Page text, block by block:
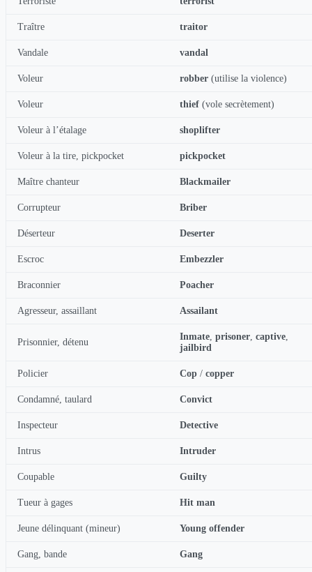
Traître traitor
Vandale vandal
Voleur robber (utilise la violence)
Voleur thief (vole secrètement)
Voleur à l’étalage shoplifter
Voleur à la tire, pickpocket pickpocket
Maître chanteur Blackmailer
Corrupteur Briber
Déserteur Deserter
Escroc Embezzler
Braconnier Poacher
Agresseur, assaillant Assailant
Prisonnier, détenu
Inmate, prisoner, captive,
jailbird
Policier Cop / copper
Condamné, taulard Convict
Inspecteur Detective
Intrus Intruder
Coupable Guilty
Tueur à gages Hit man
Jeune délinquant (mineur) Young offender
Gang, bande Gang